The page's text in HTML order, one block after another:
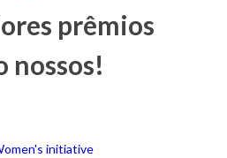
prêmios
nossos!